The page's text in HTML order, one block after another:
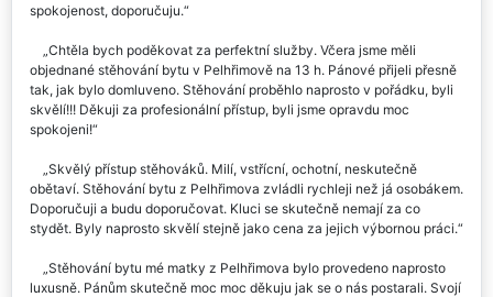
spokojenost, doporučuju.
Chtěla bych poděkovat za perfektní služby. Včera jsme měli
objednané stěhování bytu v Pelhřimově na 13 h. Pánové přijeli přesně
tak, jak bylo domluveno. Stěhování proběhlo naprosto v pořádku, byli
skvělí!!! Děkuji za profesionální přístup, byli jsme opravdu moc
spokojeni!
Skvělý přístup stěhováků. Milí, vstřícní, ochotní, neskutečně
obětaví. Stěhování bytu z Pelhřimova zvládli rychleji než já osobákem.
Doporučuji a budu doporučovat. Kluci se skutečně nemají za co
stydět. Byly naprosto skvělí stejně jako cena za jejich výbornou práci.
Stěhování bytu mé matky z Pelhřimova bylo provedeno naprosto
luxusně. Pánům skutečně moc moc děkuju jak se o nás postarali. Svojí